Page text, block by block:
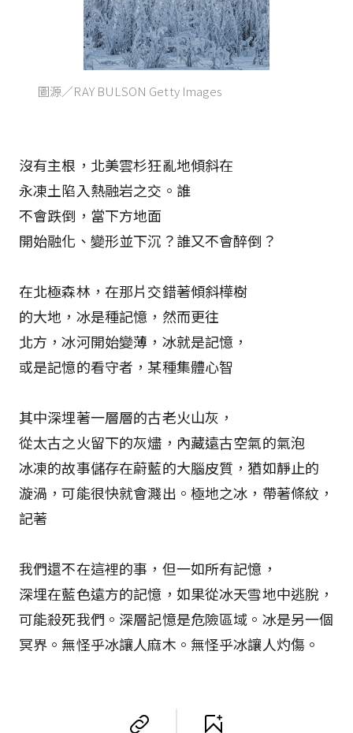
圖源／RAY BULSON Getty Images
沒有主根，北美雲杉狂亂地傾斜在
永凍土陷入熱融岩之交。誰
不會跌倒，當下方地面
開始融化、變形並下沉？誰又不會醉倒？
在北極森林，在那片交錯著傾斜樺樹
的大地，冰是種記憶，然而更往
北方，冰河開始變薄，冰就是記憶，
或是記憶的看守者，某種集體心智
其中深埋著一層層的古老火山灰，
從太古之火留下的灰燼，內藏遠古空氣的氣泡――
冰凍的故事儲存在蔚藍的大腦皮質，猶如靜止的
漩渦，可能很快就會濺出。極地之冰，帶著條紋，
記著
我們還不在這裡的事，但一如所有記憶，
深埋在藍色遠方的記憶，如果從冰天雪地中逃脫，
可能殺死我們。深層記憶是危險區域。冰是另一個
冥界。無怪乎冰讓人麻木。無怪乎冰讓人灼傷。